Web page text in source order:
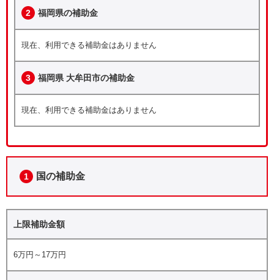
2 福岡県の補助金
現在、利用できる補助金はありません
3 福岡県 大牟田市の補助金
現在、利用できる補助金はありません
1 国の補助金
上限補助金額
6万円～17万円